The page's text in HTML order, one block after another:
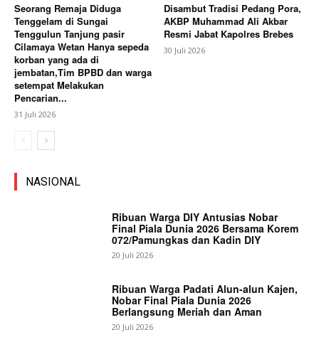
Seorang Remaja Diduga
Tenggelam di Sungai
Tenggulun Tanjung pasir
Cilamaya Wetan Hanya sepeda
korban yang ada di
jembatan,Tim BPBD dan warga
setempat Melakukan
Pencarian...
31 Juli 2026
Disambut Tradisi Pedang Pora,
AKBP Muhammad Ali Akbar
Resmi Jabat Kapolres Brebes
30 Juli 2026
NASIONAL
Ribuan Warga DIY Antusias Nobar
Final Piala Dunia 2026 Bersama Korem
072/Pamungkas dan Kadin DIY
20 Juli 2026
Ribuan Warga Padati Alun-alun Kajen,
Nobar Final Piala Dunia 2026
Berlangsung Meriah dan Aman
20 Juli 2026